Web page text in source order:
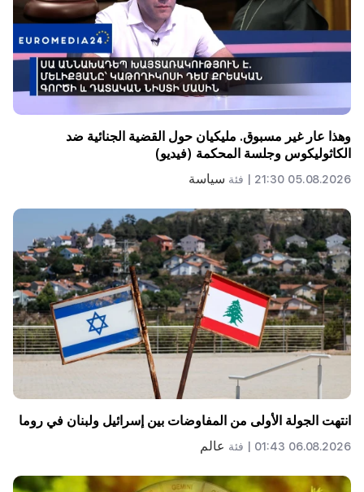
وهذا عار غير مسبوق. مليكيان حول القضية الجنائية ضد
الكاثوليكوس وجلسة المحكمة (فيديو)
05.08.2026 21:30 | فئة سياسة
انتهت الجولة الأولى من المفاوضات بين إسرائيل ولبنان في روما
06.08.2026 01:43 | فئة عالم